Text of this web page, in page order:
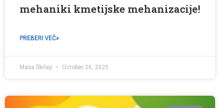
mehaniki kmetijske mehanizacije!
PREBERI VEČ»
Maša Škrlep October 26, 2025